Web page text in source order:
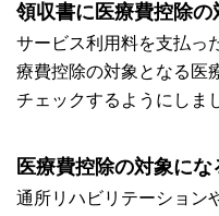
領収書に医療費控除
サービス利用料を支払っ
療費控除の対象となる医
チェックするようにしま
医療費控除の対象にな
通所リハビリテーション